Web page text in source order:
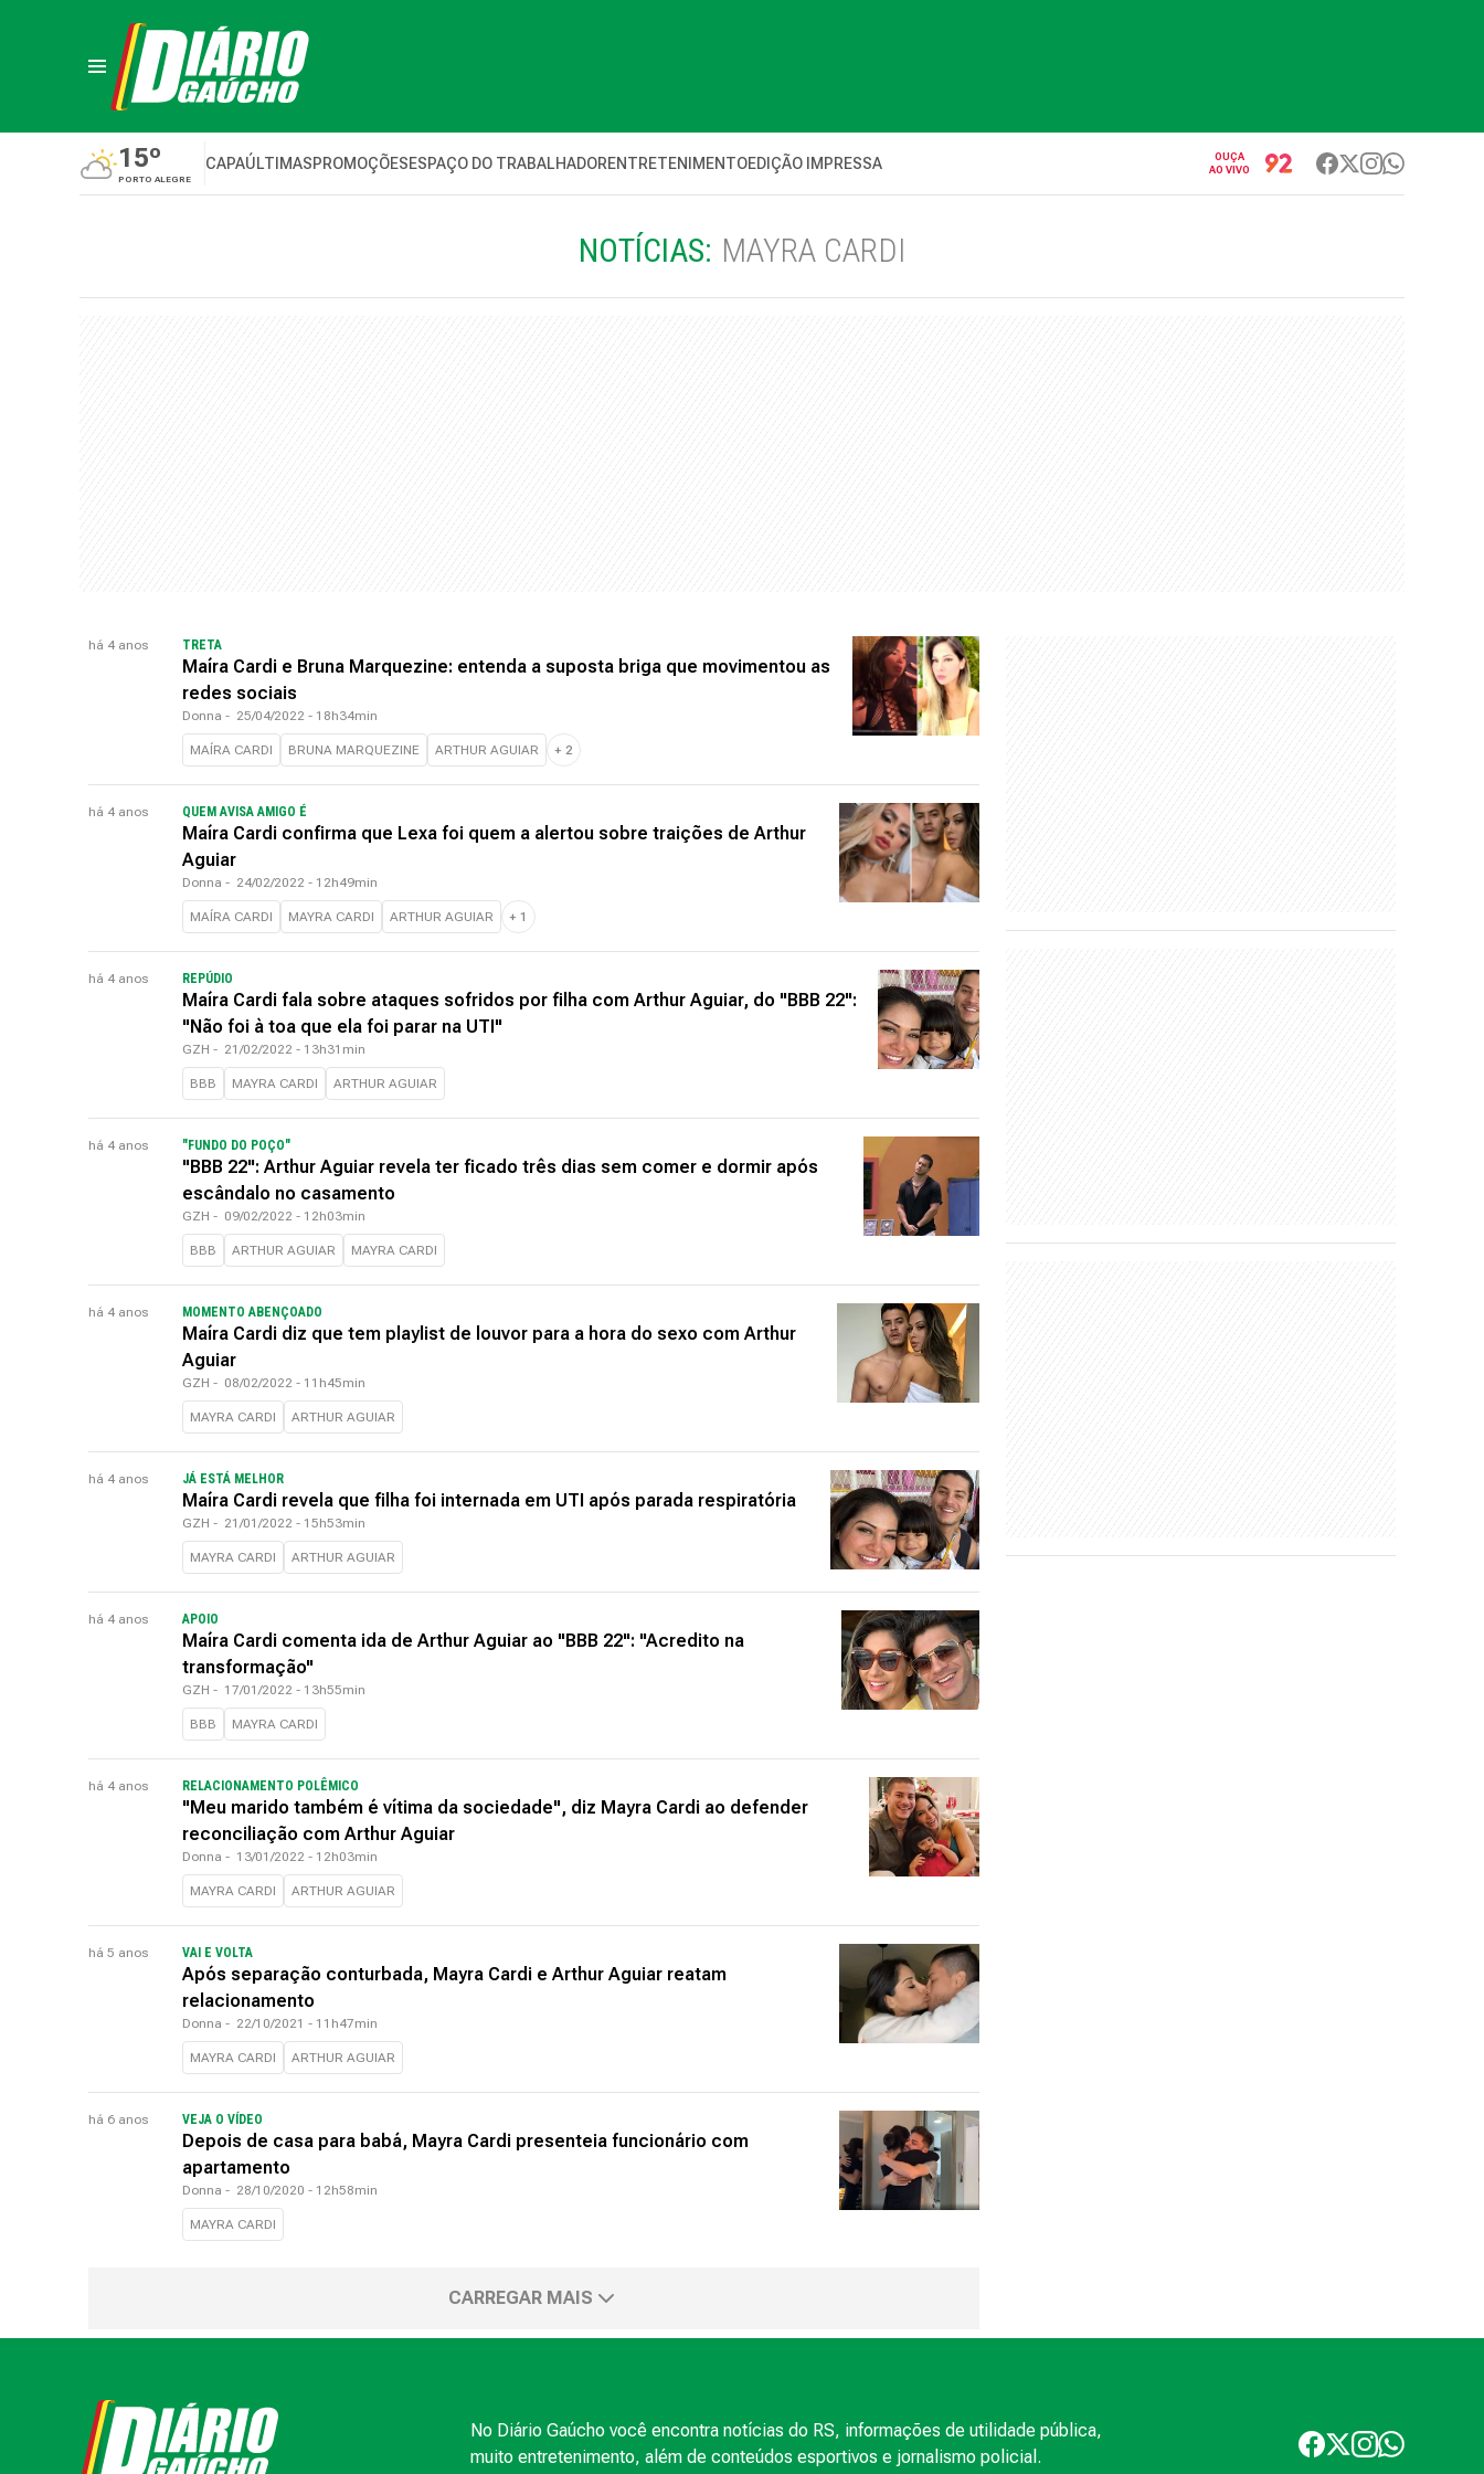
15º
PORTO ALEGRE
CAPAÚLTIMASPROMOÇÕESESPAÇO DO TRABALHADORENTRETENIMENTOEDIÇÃO IMPRESSA
OUÇA
AO VIVO
NOTÍCIAS: MAYRA CARDI
há 4 anos TRETA
Maíra Cardi e Bruna Marquezine: entenda a suposta briga que movimentou as
redes sociais
Donna - 25/04/2022 - 18h34min
MAÍRA CARDI BRUNA MARQUEZINE ARTHUR AGUIAR + 2
há 4 anos QUEM AVISA AMIGO É
Maíra Cardi confirma que Lexa foi quem a alertou sobre traições de Arthur
Aguiar
Donna - 24/02/2022 - 12h49min
MAÍRA CARDI MAYRA CARDI ARTHUR AGUIAR + 1
há 4 anos REPÚDIO
Maíra Cardi fala sobre ataques sofridos por filha com Arthur Aguiar, do "BBB 22":
"Não foi à toa que ela foi parar na UTI"
GZH - 21/02/2022 - 13h31min
BBB MAYRA CARDI ARTHUR AGUIAR
há 4 anos "FUNDO DO POÇO"
"BBB 22": Arthur Aguiar revela ter ficado três dias sem comer e dormir após
escândalo no casamento
GZH - 09/02/2022 - 12h03min
BBB ARTHUR AGUIAR MAYRA CARDI
há 4 anos MOMENTO ABENÇOADO
Maíra Cardi diz que tem playlist de louvor para a hora do sexo com Arthur
Aguiar
GZH - 08/02/2022 - 11h45min
MAYRA CARDI ARTHUR AGUIAR
há 4 anos JÁ ESTÁ MELHOR
Maíra Cardi revela que filha foi internada em UTI após parada respiratória
GZH - 21/01/2022 - 15h53min
MAYRA CARDI ARTHUR AGUIAR
há 4 anos APOIO
Maíra Cardi comenta ida de Arthur Aguiar ao "BBB 22": "Acredito na
transformação"
GZH - 17/01/2022 - 13h55min
BBB MAYRA CARDI
há 4 anos RELACIONAMENTO POLÊMICO
"Meu marido também é vítima da sociedade", diz Mayra Cardi ao defender
reconciliação com Arthur Aguiar
Donna - 13/01/2022 - 12h03min
MAYRA CARDI ARTHUR AGUIAR
há 5 anos VAI E VOLTA
Após separação conturbada, Mayra Cardi e Arthur Aguiar reatam
relacionamento
Donna - 22/10/2021 - 11h47min
MAYRA CARDI ARTHUR AGUIAR
há 6 anos VEJA O VÍDEO
Depois de casa para babá, Mayra Cardi presenteia funcionário com
apartamento
Donna - 28/10/2020 - 12h58min
MAYRA CARDI
CARREGAR MAIS
No Diário Gaúcho você encontra notícias do RS, informações de utilidade pública,
muito entretenimento, além de conteúdos esportivos e jornalismo policial.